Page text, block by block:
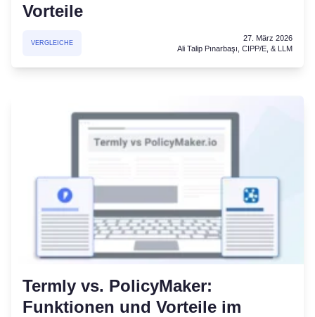
Vorteile
VERGLEICHE
27. März 2026
Ali Talip Pınarbaşı, CIPP/E, & LLM
Termly vs. PolicyMaker:
Funktionen und Vorteile im